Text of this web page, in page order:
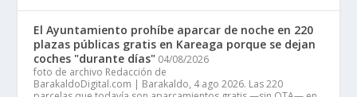
El Ayuntamiento prohíbe aparcar de noche en 220
plazas públicas gratis en Kareaga porque se dejan
coches "durante días" 04/08/2026
foto de archivo Redacción de
BarakaldoDigital.com | Barakaldo, 4 ago 2026. Las 220